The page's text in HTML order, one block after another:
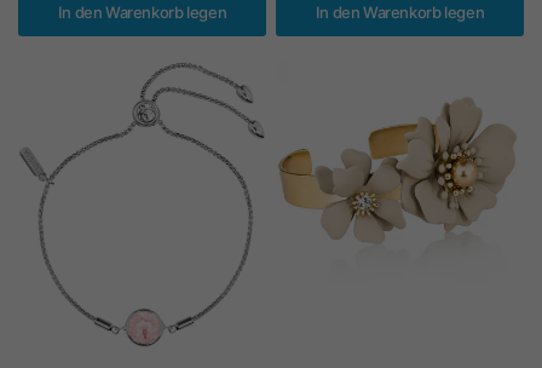
In den Warenkorb legen In den Warenkorb legen